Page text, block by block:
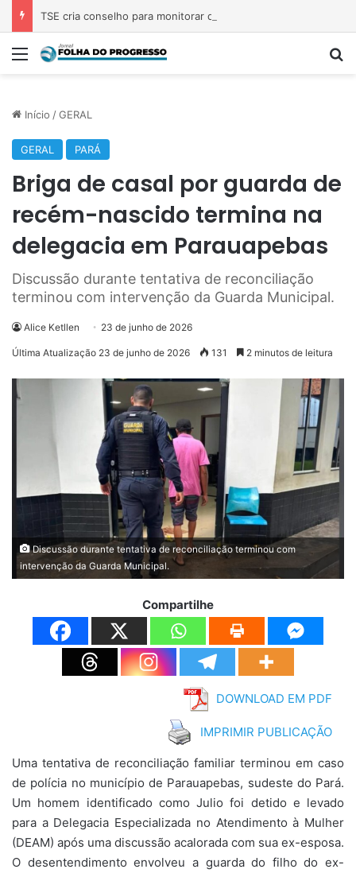
Menu
Início /GERAL
GERAL PARÁ
Briga de casal por guarda de
recém-nascido termina na
delegacia em Parauapebas
Discussão durante tentativa de reconciliação
terminou com intervenção da Guarda Municipal.
Alice Ketllen 23 de junho de 2026
Última Atualização 23 de junho de 2026 131 2 minutos de leitura
Discussão durante tentativa de reconciliação terminou com
intervenção da Guarda Municipal.
Compartilhe
DOWNLOAD EM PDF
IMPRIMIR PUBLICAÇÃO
Uma tentativa de reconciliação familiar terminou em caso
de polícia no município de Parauapebas, sudeste do Pará.
Um homem identificado como Julio foi detido e levado
para a Delegacia Especializada no Atendimento à Mulher
(DEAM) após uma discussão acalorada com sua ex-esposa.
O desentendimento envolveu a guarda do filho do ex-